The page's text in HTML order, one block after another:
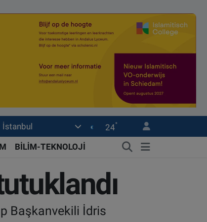
İstanbul 24°
BİLİM-TEKNOLOJİ
Başkanvekili İdris